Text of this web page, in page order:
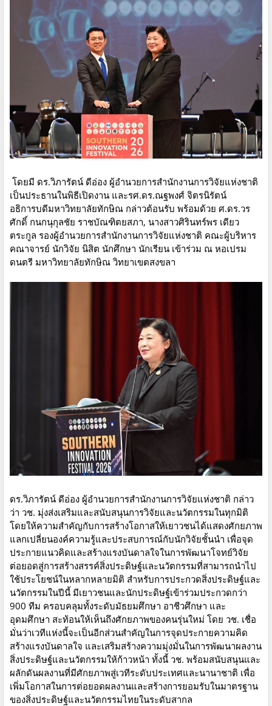
โดยมี ดร.วิภารัตน์ ดีอ่อง ผู้อำนวยการสำนักงานการวิจัยแห่งชาติ
เป็นประธานในพิธีเปิดงาน และรศ.ดร.ณฐพงศ์ จิตรนิรัตน์
อธิการบดีมหาวิทยาลัยทักษิณ กล่าวต้อนรับ พร้อมด้วย ศ.ดร.วร
ศักดิ์ กนกนุกุลชัย ราชบัณฑิตยสภา, นางสาวศิรินทร์พร เดียว
ตระกูล รองผู้อำนวยการสำนักงานการวิจัยแห่งชาติ คณะผู้บริหาร
คณาจารย์ นักวิจัย นิสิต นักศึกษา นักเรียน เข้าร่วม ณ หอเปรม
ดนตรี มหาวิทยาลัยทักษิณ วิทยาเขตสงขลา
ดร.วิภารัตน์ ดีอ่อง ผู้อำนวยการสำนักงานการวิจัยแห่งชาติ กล่าว
ว่า วช. มุ่งส่งเสริมและสนับสนุนการวิจัยและนวัตกรรมในทุกมิติ
โดยให้ความสำคัญกับการสร้างโอกาสให้เยาวชนได้แสดงศักยภาพ
แลกเปลี่ยนองค์ความรู้และประสบการณ์กับนักวิจัยชั้นนำ เพื่อจุด
ประกายแนวคิดและสร้างแรงบันดาลใจในการพัฒนาโจทย์วิจัย
ต่อยอดสู่การสร้างสรรค์สิ่งประดิษฐ์และนวัตกรรมที่สามารถนำไป
ใช้ประโยชน์ในหลากหลายมิติ สำหรับการประกวดสิ่งประดิษฐ์และ
นวัตกรรมในปีนี้ มีเยาวชนและนักประดิษฐ์เข้าร่วมประกวดกว่า
900 ทีม ครอบคลุมทั้งระดับมัธยมศึกษา อาชีวศึกษา และ
อุดมศึกษา สะท้อนให้เห็นถึงศักยภาพของคนรุ่นใหม่ โดย วช. เชื่อ
มั่นว่าเวทีแห่งนี้จะเป็นอีกส่วนสำคัญในการจุดประกายความคิด
สร้างแรงบันดาลใจ และเสริมสร้างความมุ่งมั่นในการพัฒนาผลงาน
สิ่งประดิษฐ์และนวัตกรรมให้ก้าวหน้า ทั้งนี้ วช. พร้อมสนับสนุนและ
ผลักดันผลงานที่มีศักยภาพสู่เวทีระดับประเทศและนานาชาติ เพื่อ
เพิ่มโอกาสในการต่อยอดผลงานและสร้างการยอมรับในมาตรฐาน
ของสิ่งประดิษฐ์และนวัตกรรมไทยในระดับสากล